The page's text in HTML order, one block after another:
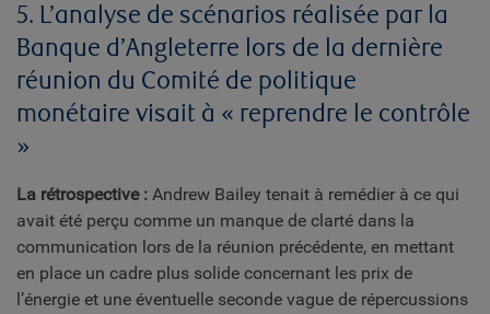
5. L’analyse de scénarios réalisée par la
Banque d’Angleterre lors de la dernière
réunion du Comité de politique
monétaire visait à « reprendre le contrôle
»
La rétrospective : Andrew Bailey tenait à remédier à ce qui
avait été perçu comme un manque de clarté dans la
communication lors de la réunion précédente, en mettant
en place un cadre plus solide concernant les prix de
l’énergie et une éventuelle seconde vague de répercussions